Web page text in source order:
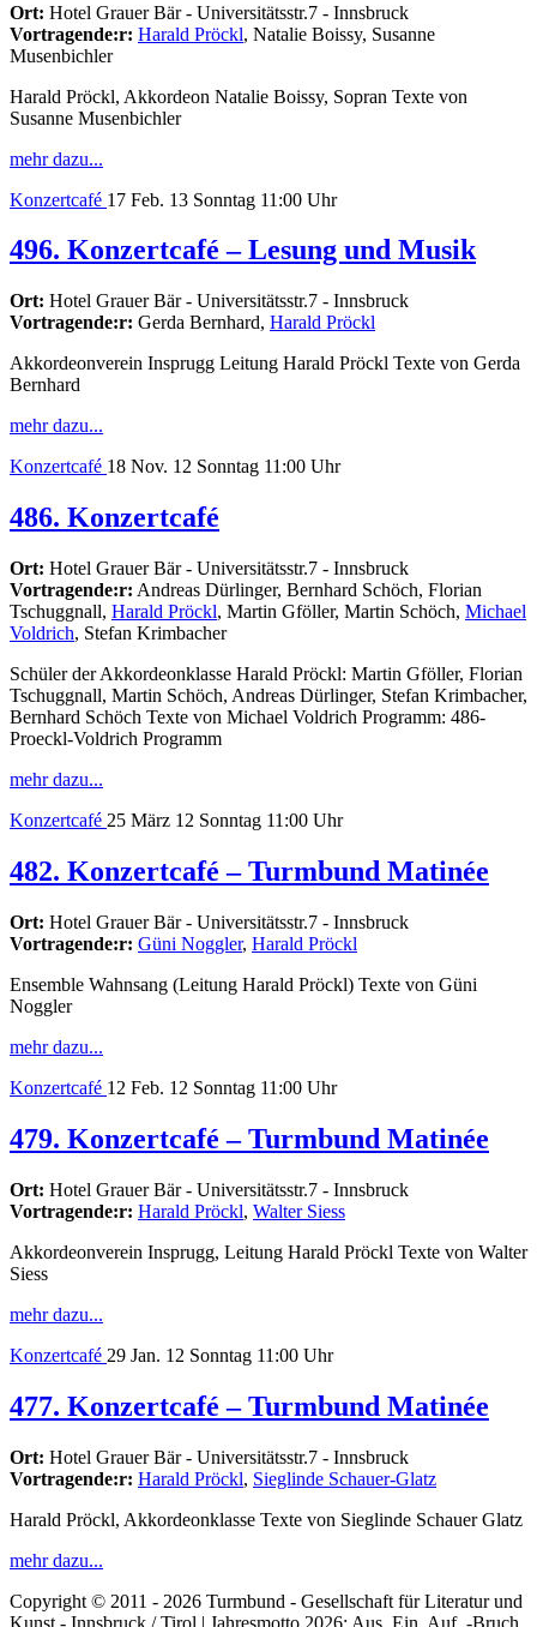
Ort: Hotel Grauer Bär - Universitätsstr.7 - Innsbruck
Vortragende:r: Harald Pröckl, Natalie Boissy, Susanne
Musenbichler
Harald Pröckl, Akkordeon Natalie Boissy, Sopran Texte von
Susanne Musenbichler
mehr dazu...
Konzertcafé 17 Feb. 13 Sonntag 11:00 Uhr
496. Konzertcafé – Lesung und Musik
Ort: Hotel Grauer Bär - Universitätsstr.7 - Innsbruck
Vortragende:r: Gerda Bernhard, Harald Pröckl
Akkordeonverein Insprugg Leitung Harald Pröckl Texte von Gerda
Bernhard
mehr dazu...
Konzertcafé 18 Nov. 12 Sonntag 11:00 Uhr
486. Konzertcafé
Ort: Hotel Grauer Bär - Universitätsstr.7 - Innsbruck
Vortragende:r: Andreas Dürlinger, Bernhard Schöch, Florian
Tschuggnall, Harald Pröckl, Martin Gföller, Martin Schöch, Michael
Voldrich, Stefan Krimbacher
Schüler der Akkordeonklasse Harald Pröckl: Martin Gföller, Florian
Tschuggnall, Martin Schöch, Andreas Dürlinger, Stefan Krimbacher,
Bernhard Schöch Texte von Michael Voldrich Programm: 486-
Proeckl-Voldrich Programm
mehr dazu...
Konzertcafé 25 März 12 Sonntag 11:00 Uhr
482. Konzertcafé – Turmbund Matinée
Ort: Hotel Grauer Bär - Universitätsstr.7 - Innsbruck
Vortragende:r: Güni Noggler, Harald Pröckl
Ensemble Wahnsang (Leitung Harald Pröckl) Texte von Güni
Noggler
mehr dazu...
Konzertcafé 12 Feb. 12 Sonntag 11:00 Uhr
479. Konzertcafé – Turmbund Matinée
Ort: Hotel Grauer Bär - Universitätsstr.7 - Innsbruck
Vortragende:r: Harald Pröckl, Walter Siess
Akkordeonverein Insprugg, Leitung Harald Pröckl Texte von Walter
Siess
mehr dazu...
Konzertcafé 29 Jan. 12 Sonntag 11:00 Uhr
477. Konzertcafé – Turmbund Matinée
Ort: Hotel Grauer Bär - Universitätsstr.7 - Innsbruck
Vortragende:r: Harald Pröckl, Sieglinde Schauer-Glatz
Harald Pröckl, Akkordeonklasse Texte von Sieglinde Schauer Glatz
mehr dazu...
Copyright © 2011 - 2026 Turmbund - Gesellschaft für Literatur und
Kunst - Innsbruck / Tirol | Jahresmotto 2026: Aus. Ein. Auf. -Bruch